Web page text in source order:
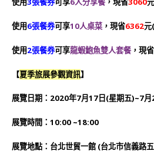
使用6張餐券可享10人桌菜 ，現省6362元(
使用2張餐券可享龍蝦鮑魚雙人套餐，現省
【夏季旅展參觀資訊】
展覽日期：2020年7月17日(星期五)~7
展覽時間：10:00 ~18:00
展覽地點：台北世貿一館 (台北市信義路